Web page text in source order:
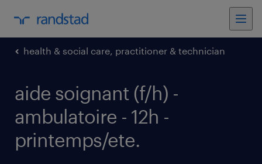
health & social care, practitioner & technician
aide soignant (f/h) -
ambulatoire - 12h -
printemps/ete.